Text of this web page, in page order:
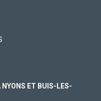
NYONS ET BUIS-LES-